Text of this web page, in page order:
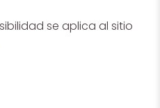
se aplica al sitio